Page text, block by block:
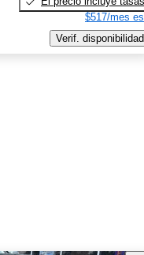
$517/mes
Verif. disponibilidad